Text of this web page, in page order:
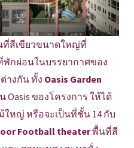
ที่สีเขียวขนาดใหญ่ที่
กผ่อนในบรรยากาศของ
างกัน ทั้ง Oasis Garden
ของโครงการ ให้ได้
ใหญ่ หรือจะเป็นที่ชั้น 14 กับ
Football theaterพื้นที่สี